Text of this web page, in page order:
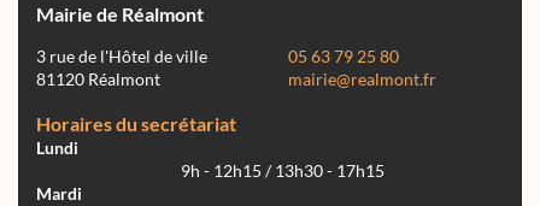
Mairie de Réalmont
3 rue de l'Hôtel de ville
81120 Réalmont
05 63 79 25 80
mairie@realmont.fr
Horaires du secrétariat
Lundi
9h - 12h15 / 13h30 - 17h15
Mardi